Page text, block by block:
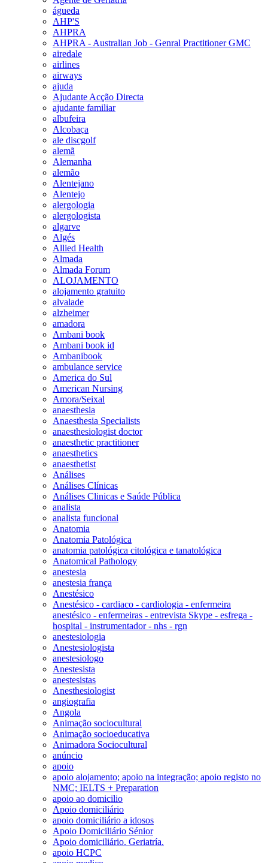
águeda
AHP'S
AHPRA
AHPRA - Australian Job - Genral Practitioner GMC
airedale
airlines
airways
ajuda
Ajudante Acção Directa
ajudante familiar
albufeira
Alcobaça
ale discgolf
alemã
Alemanha
alemão
Alentejano
Alentejo
alergologia
alergologista
algarve
Algés
Allied Health
Almada
Almada Forum
ALOJAMENTO
alojamento gratuito
alvalade
alzheimer
amadora
Ambani book
Ambani book id
Ambanibook
ambulance service
America do Sul
American Nursing
Amora/Seixal
anaesthesia
Anaesthesia Specialists
anaesthesiologist doctor
anaesthetic practitioner
anaesthetics
anaesthetist
Análises
Análises Clínicas
Análises Clinicas e Saúde Pública
analista
analista funcional
Anatomia
Anatomia Patológica
anatomia patológica citológica e tanatológica
Anatomical Pathology
anestesia
anestesia frança
Anestésico
Anestésico - cardiaco - cardiologia - enfermeira
anestésico - enfermeiras - entrevista Skype - esfrega -
hospital - instrumentador - nhs - rgn
anestesiologia
Anestesiologista
anestesiologo
Anestesista
anestesistas
Anesthesiologist
angiografia
Angola
Animação sociocultural
Animação socioeducativa
Animadora Sociocultural
anúncio
apoio
apoio alojamento; apoio na integração; apoio registo no
NMC; IELTS + Preparation
apoio ao domicilio
Apoio domiciliário
apoio domiciliário a idosos
Apoio Domiciliário Sénior
Apoio domiciliário. Geriatría.
apoio HCPC